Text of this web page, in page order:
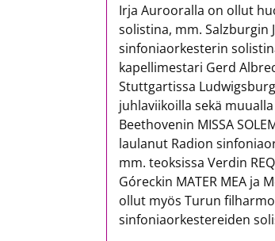
Irja Aurooralla on ollut
solistina, mm. Salzburgin
sinfoniaorkesterin
kapellimestari Gerd
Stuttgartissa
juhlaviikoilla sekä
Beethovenin MISSA
laulanut Radion
mm. teoksissa Verdin
Góreckin MATER MEA ja
ollut myös Turun
sinfoniaorkestereiden